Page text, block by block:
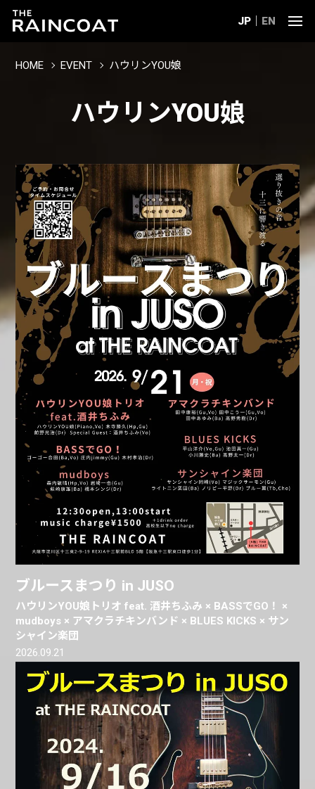
JP EN
HOME EVENT ハウリンYOU娘
ハウリンYOU娘
ブルースまつり in JUSO
ハウリンYOU娘トリオ feat. 酒井ちふみ × BASSでGO！ ×
mudboys × アマクラチキンバンド × BLUES KICKS × サン
シャイン楽団
2026.09.21